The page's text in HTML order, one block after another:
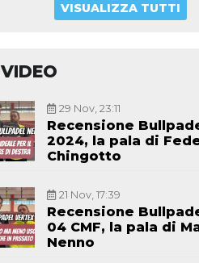
VISUALIZZA TUTTI
VIDEO
29 Nov, 23:11
Recensione
2024, la pala di
Chingotto
21 Nov, 17:39
Recensione
04 CMF, la pala di
Nenno